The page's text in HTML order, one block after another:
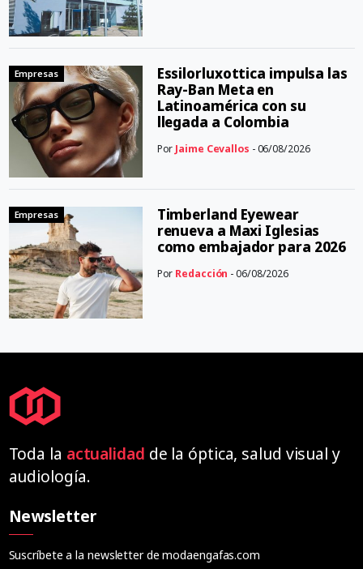
Empresas
Essilorluxottica impulsa las
Ray-Ban Meta en
Latinoamérica con su
llegada a Colombia
Por Jaime Cevallos - 06/08/2026
Empresas
Timberland Eyewear
renueva a Maxi Iglesias
como embajador para 2026
Por Redacción - 06/08/2026
Toda la actualidad de la óptica, salud visual y
audiología.
Newsletter
Suscríbete a la newsletter de modaengafas.com